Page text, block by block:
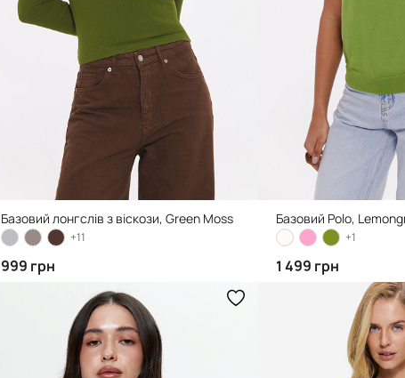
Базовий лонгслів з віскози, Green Moss
+11
999 грн
Базовий Polo,
+1
1 499 грн